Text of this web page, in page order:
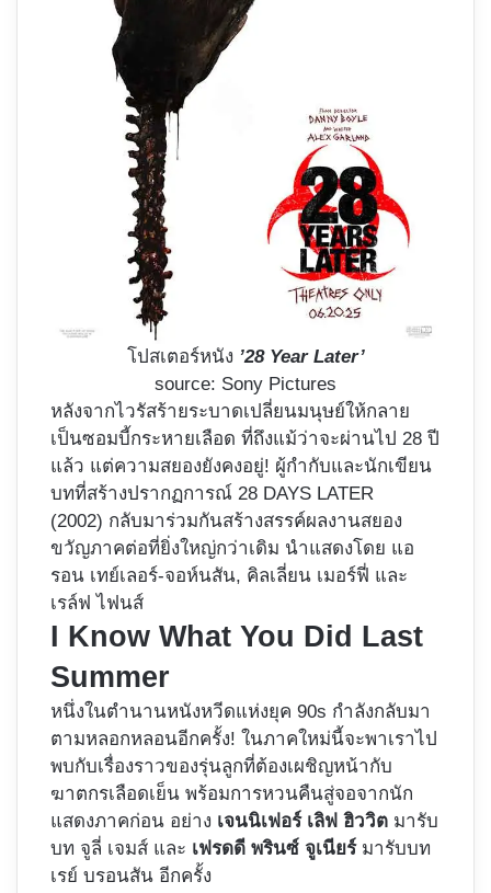
โปสเตอร์หนัง ’28 Year Later’
source: Sony Pictures
หลังจากไวรัสร้ายระบาดเปลี่ยนมนุษย์ให้กลาย
เป็นซอมบี้กระหายเลือด ที่ถึงแม้ว่าจะผ่านไป 28 ปี
แล้ว แต่ความสยองยังคงอยู่! ผู้กำกับและนักเขียน
บทที่สร้างปรากฏการณ์ 28 DAYS LATER
(2002) กลับมาร่วมกันสร้างสรรค์ผลงานสยอง
ขวัญภาคต่อที่ยิ่งใหญ่กว่าเดิม นำแสดงโดย แอ
รอน เทย์เลอร์-จอห์นสัน, คิลเลี่ยน เมอร์ฟี่ และ
เรล์ฟ ไฟนส์
I Know What You Did Last
Summer
หนึ่งในตำนานหนังหวีดแห่งยุค 90s กำลังกลับมา
ตามหลอกหลอนอีกครั้ง! ในภาคใหม่นี้จะพาเราไป
พบกับเรื่องราวของรุ่นลูกที่ต้องเผชิญหน้ากับ
ฆาตกรเลือดเย็น พร้อมการหวนคืนสู่จอจากนัก
แสดงภาคก่อน อย่าง เจนนิเฟอร์ เลิฟ ฮิววิต มารับ
บท จูลี่ เจมส์ และ เฟรดดี พรินซ์ จูเนียร์มารับบท
เรย์ บรอนสัน อีกครั้ง